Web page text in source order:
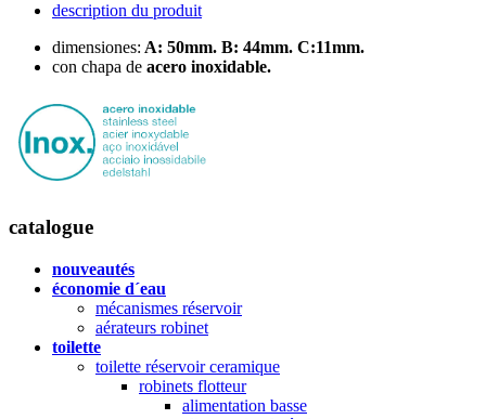
description du produit
dimensiones: A: 50mm. B: 44mm. C:11mm.
con chapa de acero inoxidable.
catalogue
nouveautés
économie d´eau
mécanismes réservoir
aérateurs robinet
toilette
toilette réservoir ceramique
robinets flotteur
alimentation basse